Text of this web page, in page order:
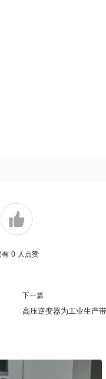
有 0 人点赞
下一篇
高压逆变器为工业生产